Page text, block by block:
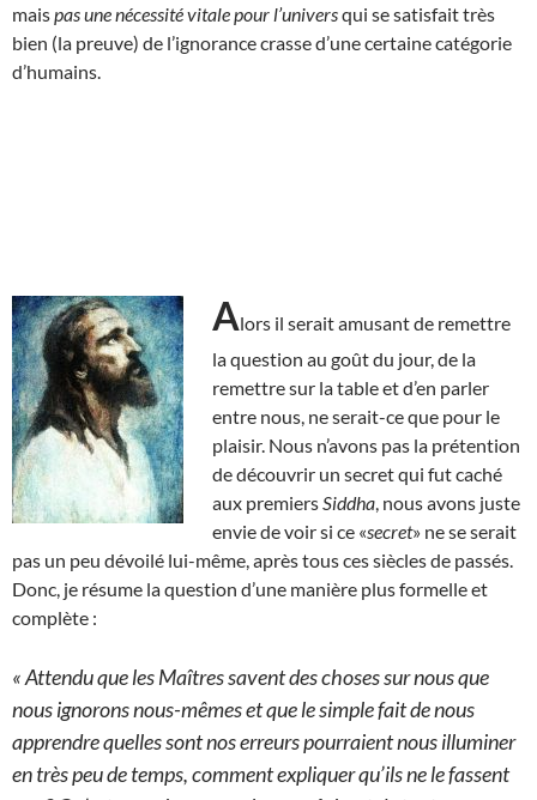
maispas une nécessité vitale pour l’universqui se satisfait très
bien (la preuve) de l’ignorance crasse d’une certaine catégorie
d’humains.
Alors il serait amusant de remettre
la question au goût du jour, de la
remettre sur la table et d’en parler
entre nous, ne serait-ce que pour le
plaisir. Nous n’avons pas la prétention
de découvrir un secret qui fut caché
aux premiers Siddha , nous avons juste
envie de voir si ce «secret» ne se serait
pas un peu dévoilé lui-même, après tous ces siècles de passés.
Donc, je résume la question d’une manière plus formelle et
complète :
« Attendu que les Maîtres savent des choses sur nous que
nous ignorons nous-mêmes et que le simple fait de nous
apprendre quelles sont nos erreurs pourraient nous illuminer
en très peu de temps, comment expliquer qu’ils ne le fassent